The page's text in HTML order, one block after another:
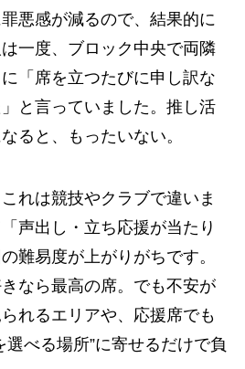
悪感が減るので、結果的に
一度、ブロック中央で両隣
「席を立つたびに申し訳な
と言っていました。推し活
ると、もったいない。
れは競技やクラブで違いま
声出し・立ち応援が当たり
難易度が上がりがちです。
なら最高の席。でも不安が
れるエリアや、応援席でも
選べる場所”に寄せるだけで負